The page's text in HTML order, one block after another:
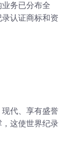
务已分布全
认证商标和资
代、享有盛誉
这使世界纪录